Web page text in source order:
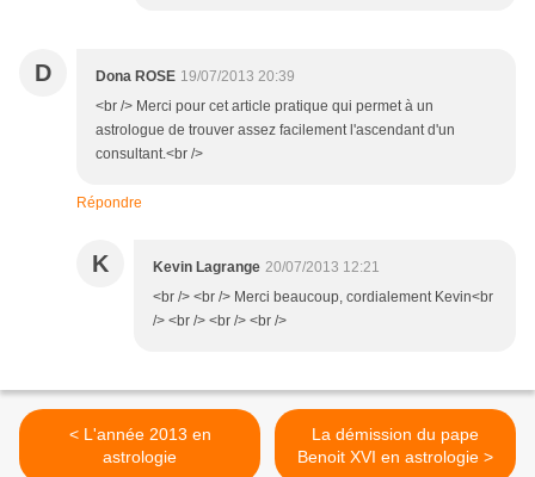
D Dona ROSE 19/07/2013 20:39
<br /> Merci pour cet article pratique qui permet à un
astrologue de trouver assez facilement l'ascendant d'un
consultant.<br />
Répondre
K Kevin Lagrange 20/07/2013 12:21
<br /> <br /> Merci beaucoup, cordialement Kevin<br
/> <br /> <br /> <br />
< L'année 2013 en
astrologie
La démission du pape
Benoit XVI en astrologie >